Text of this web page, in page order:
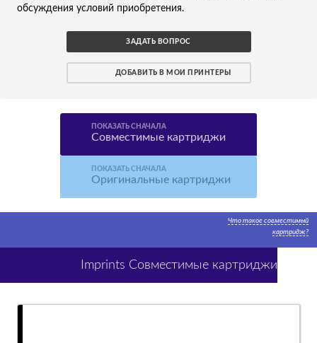
обсуждения условий приобретения.
ЗАДАТЬ ВОПРОС
ДОБАВИТЬ В МОИ ПРИНТЕРЫ
ПОКАЗАТЬ СНАЧАЛА
Совместимые картриджи
ПОКАЗАТЬ СНАЧАЛА
Оригинальные картриджи
Что такое совместимый
картридж?
Imprints Совместимые картриджи